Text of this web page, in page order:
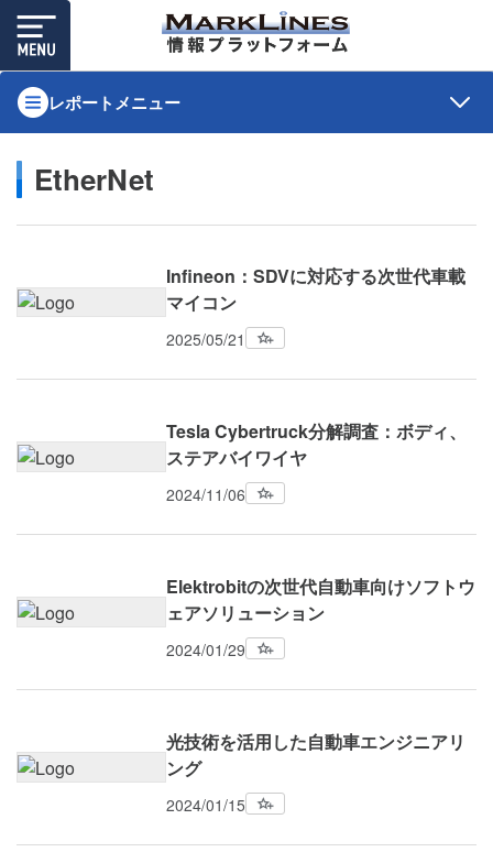
レポートメニュー
EtherNet
Infineon：SDVに対応する次世代車載
マイコン
2025/05/21
Tesla Cybertruck分解調査：ボディ、
ステアバイワイヤ
2024/11/06
Elektrobitの次世代自動車向けソフトウ
ェアソリューション
2024/01/29
光技術を活用した自動車エンジニアリ
ング
2024/01/15